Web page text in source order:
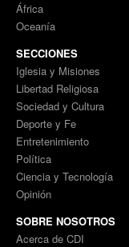
África
Oceanía
SECCIONES
Iglesia y Misiones
Libertad Religiosa
Sociedad y Cultura
Deporte y Fe
Entretenimiento
Política
Ciencia y Tecnología
Opinión
SOBRE NOSOTROS
Acerca de CDI